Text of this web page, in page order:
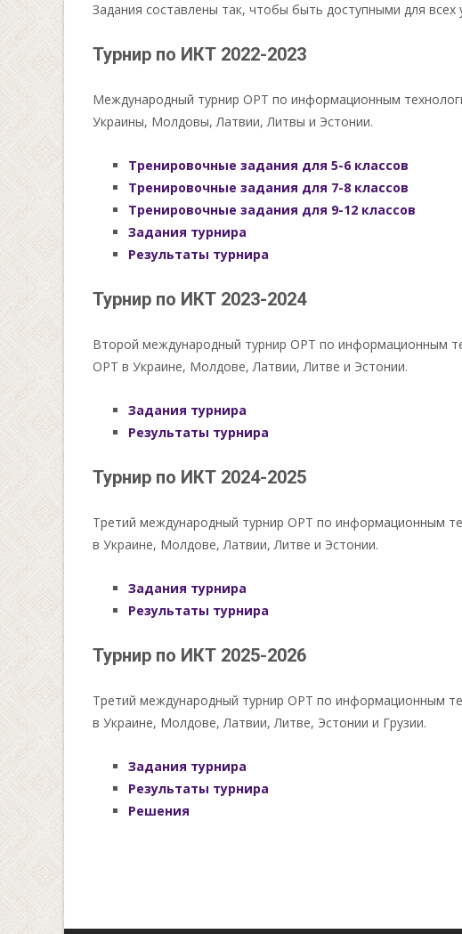
Задания составлены так, чтобы быть доступными для
Турнир по ИКТ 2022-2023
Международный турнир ОРТ по информационным
Украины, Молдовы, Латвии, Литвы и Эстонии.
Тренировочные задания для 5-6 классов
Тренировочные задания для 7-8 классов
Тренировочные задания для 9-12 классов
Задания турнира
Результаты турнира
Турнир по ИКТ 2023-2024
Второй международный турнир ОРТ по информационным
ОРТ в Украине, Молдове, Латвии, Литве и Эстонии.
Задания турнира
Результаты турнира
Турнир по ИКТ 2024-2025
Третий международный турнир ОРТ по информационным
в Украине, Молдове, Латвии, Литве и Эстонии.
Задания турнира
Результаты турнира
Турнир по ИКТ 2025-2026
Третий международный турнир ОРТ по информационным
в Украине, Молдове, Латвии, Литве, Эстонии и Грузии.
Задания турнира
Результаты турнира
Решения